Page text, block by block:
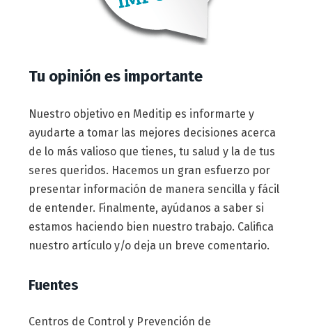
Tu opinión es importante
Nuestro objetivo en Meditip es informarte y
ayudarte a tomar las mejores decisiones acerca
de lo más valioso que tienes, tu salud y la de tus
seres queridos. Hacemos un gran esfuerzo por
presentar información de manera sencilla y fácil
de entender. Finalmente, ayúdanos a saber si
estamos haciendo bien nuestro trabajo. Califica
nuestro artículo y/o deja un breve comentario.
Fuentes
Centros de Control y Prevención de